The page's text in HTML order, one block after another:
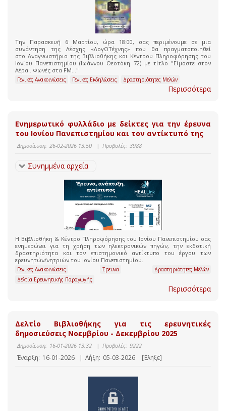
Την Παρασκευή 6 Μαρτίου, ώρα 18:00, σας περιμένουμε σε μια
συνάντηση της Λέσχης «ΛογΩΤέχνης» που θα πραγματοποιηθεί
στο Αναγνωστήριο της Βιβλιοθήκης και Κέντρου Πληροφόρησης του
Ιονίου Πανεπιστημίου (Ιωάννου Θεοτόκη 72) με τίτλο "Είμαστε στον
Αέρα…Φωνές στα FM…"
Γενικές Ανακοινώσεις Γενικές Εκδηλώσεις Δραστηριότητες Μελών
Περισσότερα
Ενημερωτικό φυλλάδιο με δείκτες για την έρευνα
του Ιονίου Πανεπιστημίου και τον αντίκτυπό της
Δημοσίευση: 26-02-2026 13:50 | Προβολές: 3988
Συνημμένα αρχεία
Η Βιβλιοθήκη & Κέντρο Πληροφόρησης του Ιονίου Πανεπιστημίου σας
ενημερώνει για τη χρήση των ηλεκτρονικών πηγών, την εκδοτική
δραστηριότητα και τον επιστημονικό αντίκτυπο του έργου των
ερευνητών/νητριών του Ιονίου Πανεπιστημίου.
Γενικές Ανακοινώσεις Έρευνα
Δραστηριότητες Μελών
Δελτία Ερευνητικής Παραγωγής
Περισσότερα
Δελτίο Βιβλιοθήκης για τις ερευνητικές
δημοσιεύσεις Νοεμβρίου - Δεκεμβρίου 2025
Δημοσίευση: 16-01-2026 13:32 | Προβολές: 9222
Έναρξη: 16-01-2026 | Λήξη: 05-03-2026 [Έληξε]